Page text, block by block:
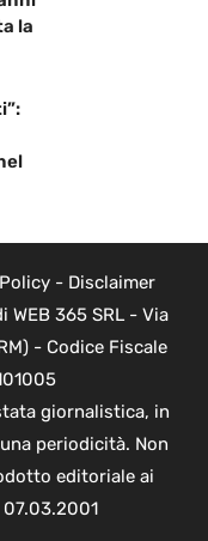
la
- Disclaimer
365 SRL - Via
- Codice Fiscale
giornalistica, in
periodicità. Non
editoriale ai